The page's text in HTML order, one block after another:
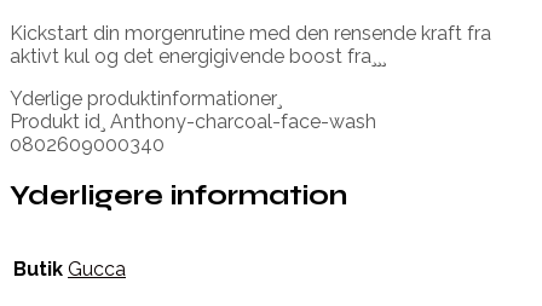
Kickstart din morgenrutine med den rensende kraft fra
aktivt kul og det energigivende boost fra¸¸¸
Yderlige produktinformationer¸
Produkt id¸ Anthony-charcoal-face-wash
0802609000340
Yderligere information
Butik Gucca